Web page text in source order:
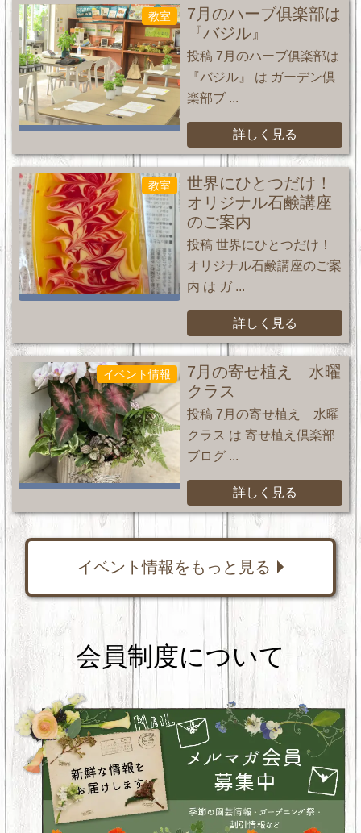
教室
7月のハーブ俱楽部は
『バジル』
投稿 7月のハーブ俱楽部は
『バジル』 は ガーデン倶
楽部ブ ...
詳しく見る
教室
世界にひとつだけ！
オリジナル石鹸講座
のご案内
投稿 世界にひとつだけ！
オリジナル石鹸講座のご案
内 は ガ ...
詳しく見る
イベント情報
7月の寄せ植え 水曜
クラス
投稿 7月の寄せ植え 水曜
クラス は 寄せ植え倶楽部
ブログ ...
詳しく見る
イベント情報をもっと見る
会員制度について